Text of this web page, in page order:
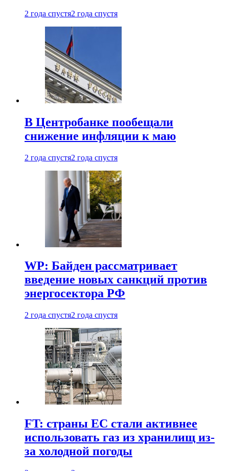
2 года спустя2 года спустя
В Центробанке пообещали
снижение инфляции к маю
2 года спустя2 года спустя
WP: Байден рассматривает
введение новых санкций против
энергосектора РФ
2 года спустя2 года спустя
FT: страны ЕС стали активнее
использовать газ из хранилищ из-
за холодной погоды